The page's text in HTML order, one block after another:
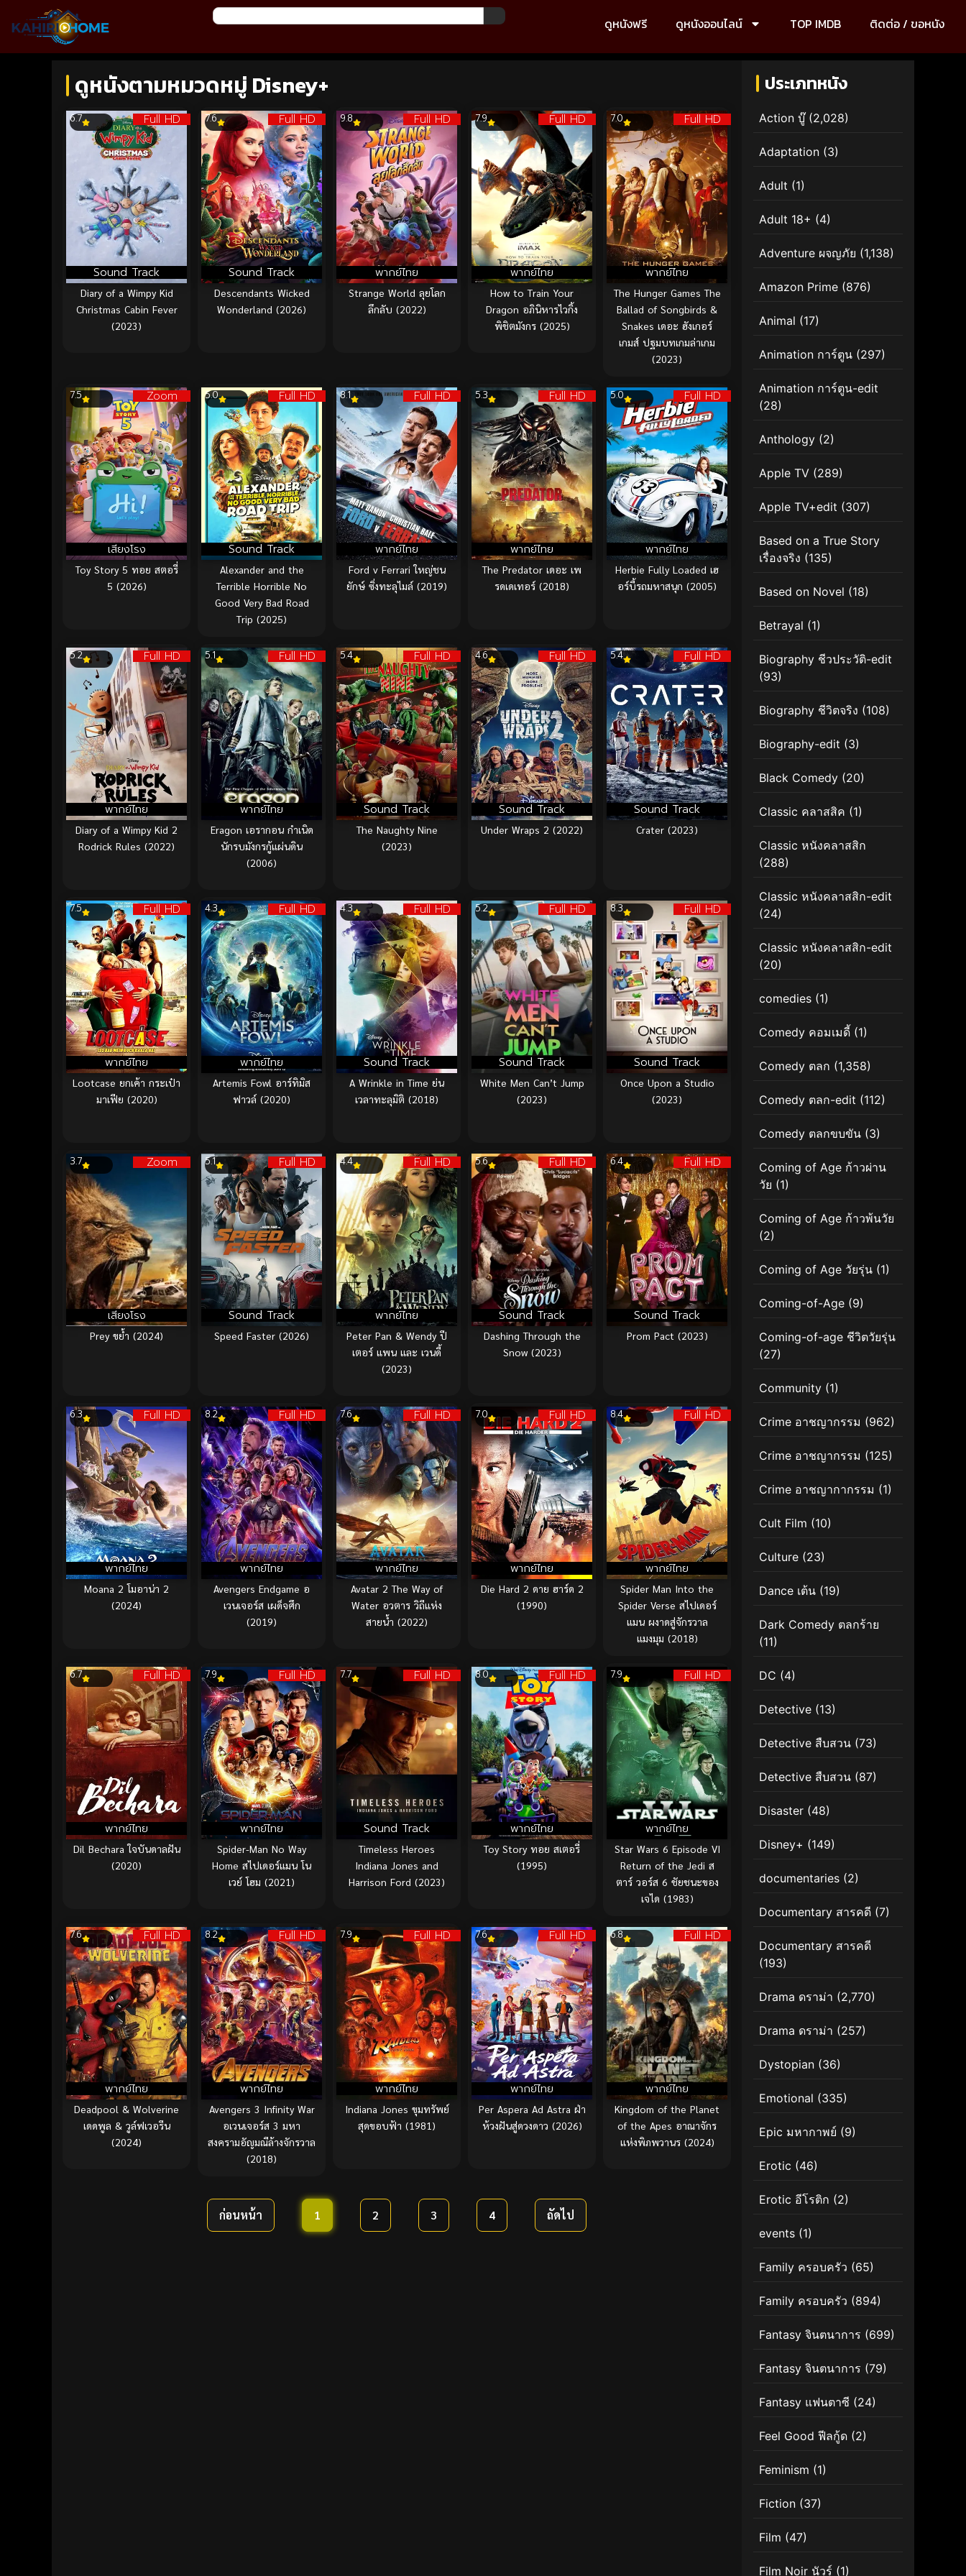
ดูหนังฟรี ดูหนังออนไลน์ TOP IMDB ติดต่อ / ขอหนัง
ดูหนังตามหมวดหมู่ Disney+
Full HD
Sound Track
6.7
Diary of a Wimpy Kid
Christmas Cabin Fever
(2023)
Full HD
Sound Track
7.6
Descendants Wicked
Wonderland (2026)
Full HD
พากย์ไทย
9.8
Strange World ลุยโลก
ลึกลับ (2022)
Full HD
พากย์ไทย
7.9
How to Train Your
Dragon อภินิหารไวกิ้ง
พิชิตมังกร (2025)
Full HD
พากย์ไทย
7.0
The Hunger Games The
Ballad of Songbirds &
Snakes เดอะ ฮังเกอร์
เกมส์ ปฐมบทเกมล่าเกม
(2023)
Zoom
เสียงโรง
7.5
Toy Story 5 ทอย สตอรี่
5 (2026)
Full HD
Sound Track
5.0
Alexander and the
Terrible Horrible No
Good Very Bad Road
Trip (2025)
Full HD
พากย์ไทย
8.1
Ford v Ferrari ใหญ่ชน
ยักษ์ ซิ่งทะลุไมล์ (2019)
Full HD
พากย์ไทย
5.3
The Predator เดอะ เพ
รดเดเทอร์ (2018)
Full HD
พากย์ไทย
5.0
Herbie Fully Loaded เฮ
อร์บี้รถมหาสนุก (2005)
Full HD
พากย์ไทย
5.2
Diary of a Wimpy Kid 2
Rodrick Rules (2022)
Full HD
พากย์ไทย
5.1
Eragon เอรากอน กำเนิด
นักรบมังกรกู้แผ่นดิน
(2006)
Full HD
Sound Track
5.4
The Naughty Nine
(2023)
Full HD
Sound Track
4.6
Under Wraps 2 (2022)
Full HD
Sound Track
5.4
Crater (2023)
Full HD
พากย์ไทย
7.5
Lootcase ยกเค้า กระเป๋า
มาเฟีย (2020)
Full HD
พากย์ไทย
4.3
Artemis Fowl อาร์ทิมิส
ฟาวล์ (2020)
Full HD
Sound Track
4.3
A Wrinkle in Time ย่น
เวลาทะลุมิติ (2018)
Full HD
Sound Track
5.2
White Men Can’t Jump
(2023)
Full HD
Sound Track
8.3
Once Upon a Studio
(2023)
Zoom
เสียงโรง
3.7
Prey ขย้ำ (2024)
Full HD
Sound Track
5.1
Speed Faster (2026)
Full HD
พากย์ไทย
4.4
Peter Pan & Wendy ปี
เตอร์ แพน และ เวนดี้
(2023)
Full HD
Sound Track
5.6
Dashing Through the
Snow (2023)
Full HD
Sound Track
6.4
Prom Pact (2023)
Full HD
พากย์ไทย
6.3
Moana 2 โมอาน่า 2
(2024)
Full HD
พากย์ไทย
8.2
Avengers Endgame อ
เวนเจอร์ส เผด็จศึก
(2019)
Full HD
พากย์ไทย
7.6
Avatar 2 The Way of
Water อวตาร วิถีแห่ง
สายน้ำ (2022)
Full HD
พากย์ไทย
7.0
Die Hard 2 ดาย ฮาร์ด 2
(1990)
Full HD
พากย์ไทย
8.4
Spider Man Into the
Spider Verse สไปเดอร์
แมน ผงาดสู่จักรวาล
แมงมุม (2018)
Full HD
พากย์ไทย
6.7
Dil Bechara ใจบันดาลฝัน
(2020)
Full HD
พากย์ไทย
7.9
Spider-Man No Way
Home สไปเดอร์แมน โน
เวย์ โฮม (2021)
Full HD
Sound Track
7.7
Timeless Heroes
Indiana Jones and
Harrison Ford (2023)
Full HD
พากย์ไทย
8.0
Toy Story ทอย สเตอรี่
(1995)
Full HD
พากย์ไทย
7.9
Star Wars 6 Episode VI
Return of the Jedi ส
ตาร์ วอร์ส 6 ชัยชนะของ
เจได (1983)
Full HD
พากย์ไทย
7.6
Deadpool & Wolverine
เดดพูล & วูล์ฟเวอรีน
(2024)
Full HD
พากย์ไทย
8.2
Avengers 3 Infinity War
อเวนเจอร์ส 3 มหา
สงครามอัญมณีล้างจักรวาล
(2018)
Full HD
พากย์ไทย
7.9
Indiana Jones ขุมทรัพย์
สุดขอบฟ้า (1981)
Full HD
พากย์ไทย
7.6
Per Aspera Ad Astra ฝ่า
ห้วงฝันสู่ดวงดาว (2026)
Full HD
พากย์ไทย
6.8
Kingdom of the Planet
of the Apes อาณาจักร
แห่งพิภพวานร (2024)
ก่อนหน้า 1 2 3 4 ถัดไป
ประเภทหนัง
Action บู๊(2,028)
Adaptation (3)
Adult (1)
Adult 18+ (4)
Adventure ผจญภัย (1,138)
Amazon Prime (876)
Animal (17)
Animation การ์ตูน (297)
Animation การ์ตูน-edit
(28)
Anthology (2)
Apple TV (289)
Apple TV+edit (307)
Based on a True Story
เรื่องจริง (135)
Based on Novel (18)
Betrayal (1)
Biography ชีวประวัติ-edit
(93)
Biography ชีวิตจริง (108)
Biography-edit (3)
Black Comedy (20)
Classic คลาสสิค (1)
Classic หนังคลาสสิก
(288)
Classic หนังคลาสสิก-edit
(24)
Classic หนังคลาสสิก-edit
(20)
comedies (1)
Comedy คอมเมดี้ (1)
Comedy ตลก (1,358)
Comedy ตลก-edit (112)
Comedy ตลกขบขัน (3)
Coming of Age ก้าวผ่าน
วัย (1)
Coming of Age ก้าวพ้นวัย
(2)
Coming of Age วัยรุ่น (1)
Coming-of-Age (9)
Coming-of-age ชีวิตวัยรุ่น
(27)
Community (1)
Crime อาชญากรรม (962)
Crime อาชญากรรม (125)
Crime อาชญากากรรม (1)
Cult Film (10)
Culture (23)
Dance เต้น (19)
Dark Comedy ตลกร้าย
(11)
DC (4)
Detective (13)
Detective สืบสวน (73)
Detective สืบสวน (87)
Disaster (48)
Disney+ (149)
documentaries (2)
Documentary สารคดี (7)
Documentary สารคดี
(193)
Drama ดราม่า (2,770)
Drama ดราม่า (257)
Dystopian (36)
Emotional (335)
Epic มหากาพย์ (9)
Erotic (46)
Erotic อีโรติก (2)
events (1)
Family ครอบครัว (65)
Family ครอบครัว (894)
Fantasy จินตนาการ (699)
Fantasy จินตนาการ (79)
Fantasy แฟนตาซี (24)
Feel Good ฟีลกู้ด (2)
Feminism (1)
Fiction (37)
Film (47)
Film Noir นัวร์ (1)